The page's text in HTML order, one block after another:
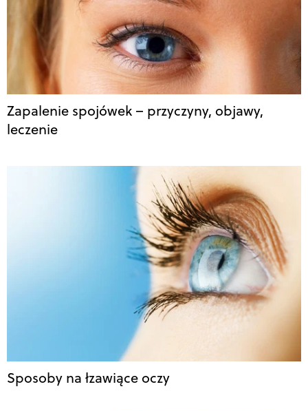
Zapalenie spojówek – przyczyny, objawy,
leczenie
Sposoby na łzawiące oczy